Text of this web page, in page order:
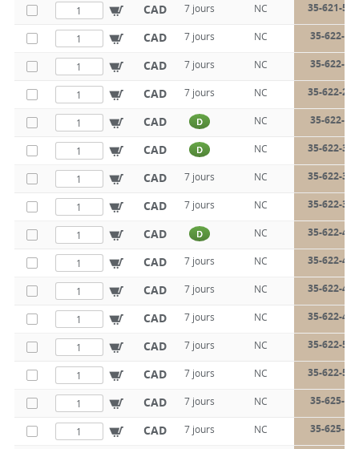
CAD 7 jours NC 35-621-50-
CAD 7 jours NC 35-622-
CAD 7 jours NC 35-622-
CAD 7 jours NC 35-622-25-
CAD D NC 35-622-
CAD D NC 35-622-30-
CAD 7 jours NC 35-622-35-
CAD 7 jours NC 35-622-35-
CAD D NC 35-622-40-
CAD 7 jours NC 35-622-40-
CAD 7 jours NC 35-622-45-
CAD 7 jours NC 35-622-45-
CAD 7 jours NC 35-622-50-
CAD 7 jours NC 35-622-50-
CAD 7 jours NC 35-625-
CAD 7 jours NC 35-625-